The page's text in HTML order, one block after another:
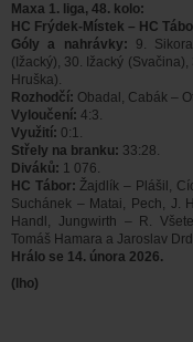
Maxa 1. liga, 48. kolo:
HC Frýdek-Místek – HC
Góly a nahrávky: 9.
(Ižacký), 30. Ižacký
Hruška).
Rozhodčí: Obadal, Cabák –
Vyloučení: 4:3.
Využití: 0:1.
Střely na branku: 33:28.
Diváků: 1 076.
HC Tábor: Žajdlík – Plášil,
Suchánek – Matai, Pech, J.
Handl, Jungwirth – R.
Tomáš Hamara a Jaroslav
Hrálo se 14. února 2026.
(lho)